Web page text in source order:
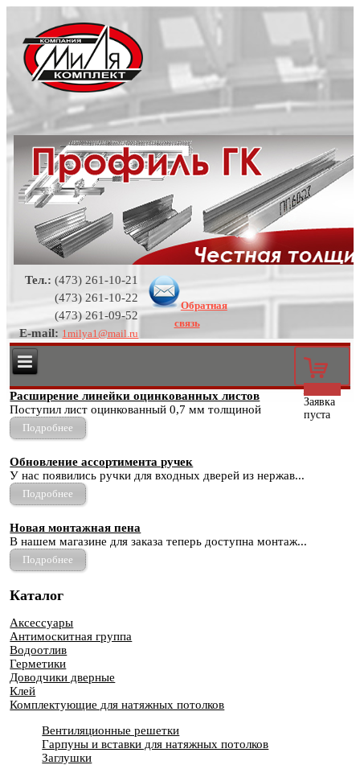
Тел.: (473) 261-10-21
(473) 261-10-22
(473) 261-09-52
E-mail: 1milya1@mail.ru
Обратная
связь
0
Заявка
пуста
Расширение линейки оцинкованных листов
Поступил лист оцинкованный 0,7 мм толщиной
Подробнее
Обновление ассортимента ручек
У нас появились ручки для входных дверей из нержав...
Подробнее
Новая монтажная пена
В нашем магазине для заказа теперь доступна монтаж...
Подробнее
Каталог
Аксессуары
Антимоскитная группа
Водоотлив
Герметики
Доводчики дверные
Клей
Комплектующие для натяжных потолков
Вентиляционные решетки
Гарпуны и вставки для натяжных потолков
Заглушки